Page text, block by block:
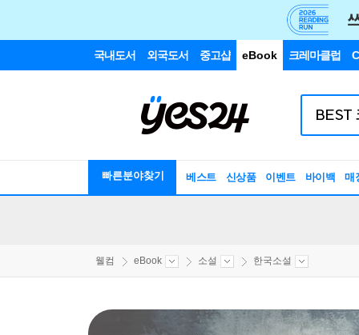
국내도서 외국도서 중고샵 eBook 크레마클럽
빠른분야찾기 베스트 신상품 이벤트 바이백 매
웰컴 eBook 소설 한국소설